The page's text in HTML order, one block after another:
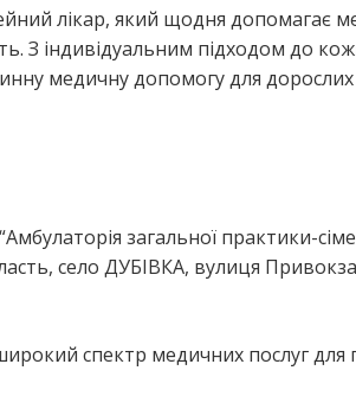
лікар, який щодня допомагає
З індивідуальним підходом до
медичну допомогу для дорослих
загальної практики-
село ДУБІВКА, вулиця
спектр медичних послуг для